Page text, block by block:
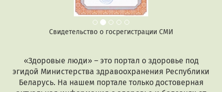
Свидетельство о госрегистрации СМИ
«Здоровые люди» – это портал о здоровье под
эгидой Министерства здравоохранения Республики
Беларусь. На нашем портале только достоверная